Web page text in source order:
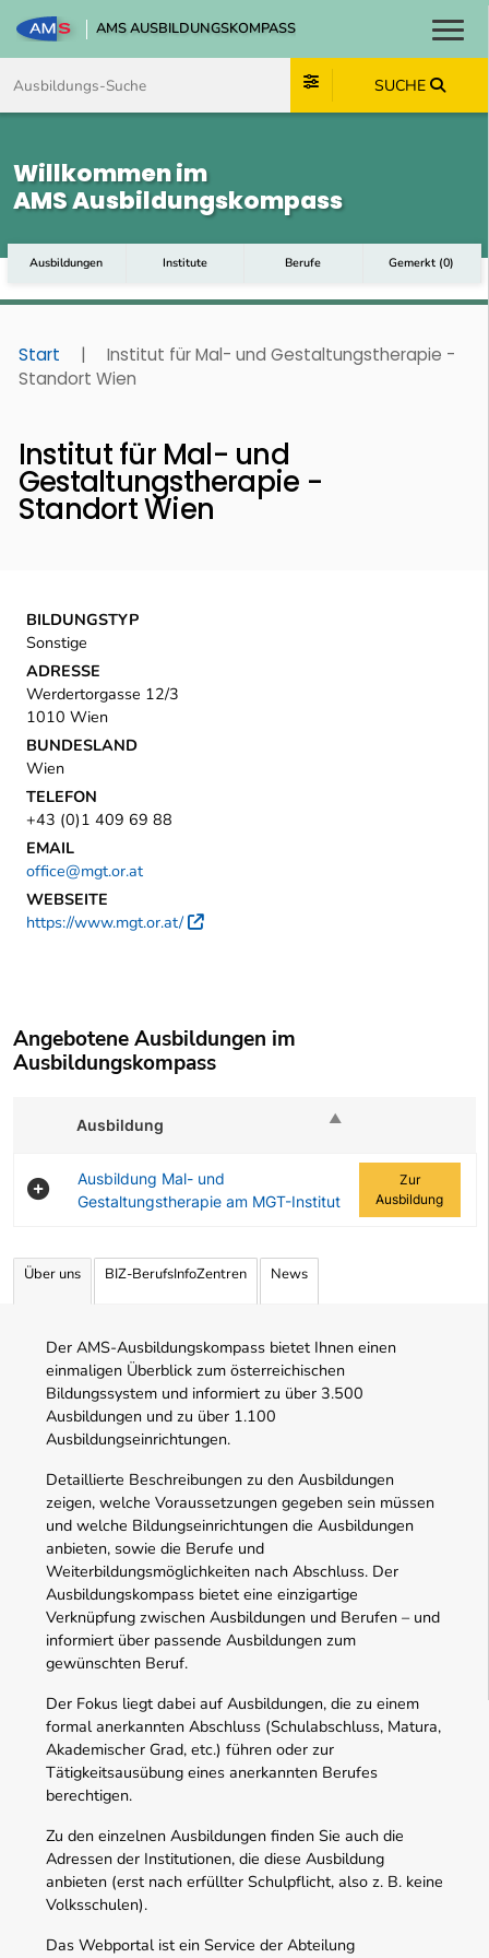
AMS AUSBILDUNGSKOMPASS
SUCHE
Willkommen im
AMS Ausbildungskompass
Ausbildungen Institute Berufe Gemerkt (0)
Start |
Institut für Mal- und Gestaltungstherapie -
Standort Wien
Institut für Mal- und
Gestaltungstherapie -
Standort Wien
BILDUNGSTYP
Sonstige
ADRESSE
Werdertorgasse 12/3
1010 Wien
BUNDESLAND
Wien
TELEFON
+43 (0)1 409 69 88
EMAIL
office@mgt.or.at
WEBSEITE
https://www.mgt.or.at/
Externer Link
Angebotene Ausbildungen im
Ausbildungskompass
Ausbildung
Ausbildung Mal- und
Gestaltungstherapie am MGT-Institut
Zur
Ausbildung
Über uns BIZ-BerufsInfoZentren News
Der AMS-Ausbildungskompass bietet Ihnen einen
einmaligen Überblick zum österreichischen
Bildungssystem und informiert zu über 3.500
Ausbildungen und zu über 1.100
Ausbildungseinrichtungen.
Detaillierte Beschreibungen zu den Ausbildungen
zeigen, welche Voraussetzungen gegeben sein müssen
und welche Bildungseinrichtungen die Ausbildungen
anbieten, sowie die Berufe und
Weiterbildungsmöglichkeiten nach Abschluss. Der
Ausbildungskompass bietet eine einzigartige
Verknüpfung zwischen Ausbildungen und Berufen – und
informiert über passende Ausbildungen zum
gewünschten Beruf.
Der Fokus liegt dabei auf Ausbildungen, die zu einem
formal anerkannten Abschluss (Schulabschluss, Matura,
Akademischer Grad, etc.) führen oder zur
Tätigkeitsausübung eines anerkannten Berufes
berechtigen.
Zu den einzelnen Ausbildungen finden Sie auch die
Adressen der Institutionen, die diese Ausbildung
anbieten (erst nach erfüllter Schulpflicht, also z. B. keine
Volksschulen).
Das Webportal ist ein Service der Abteilung